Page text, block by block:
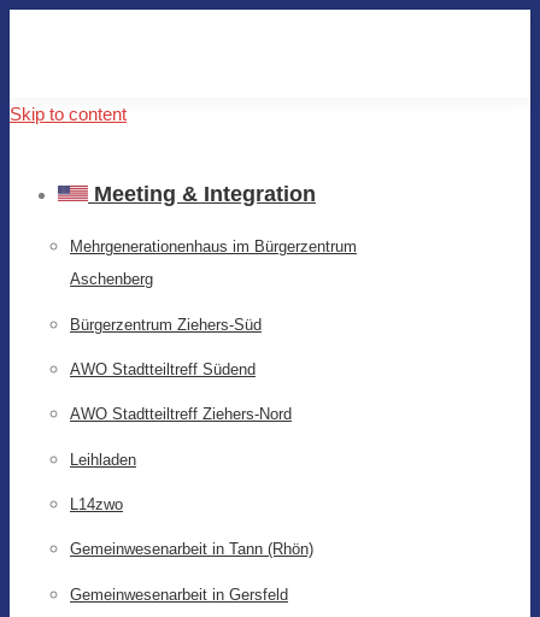
Skip to content
Meeting & Integration
Mehrgenerationenhaus im Bürgerzentrum
Aschenberg
Bürgerzentrum Ziehers-Süd
AWO Stadtteiltreff Südend
AWO Stadtteiltreff Ziehers-Nord
Leihladen
L14zwo
Gemeinwesenarbeit in Tann (Rhön)
Gemeinwesenarbeit in Gersfeld